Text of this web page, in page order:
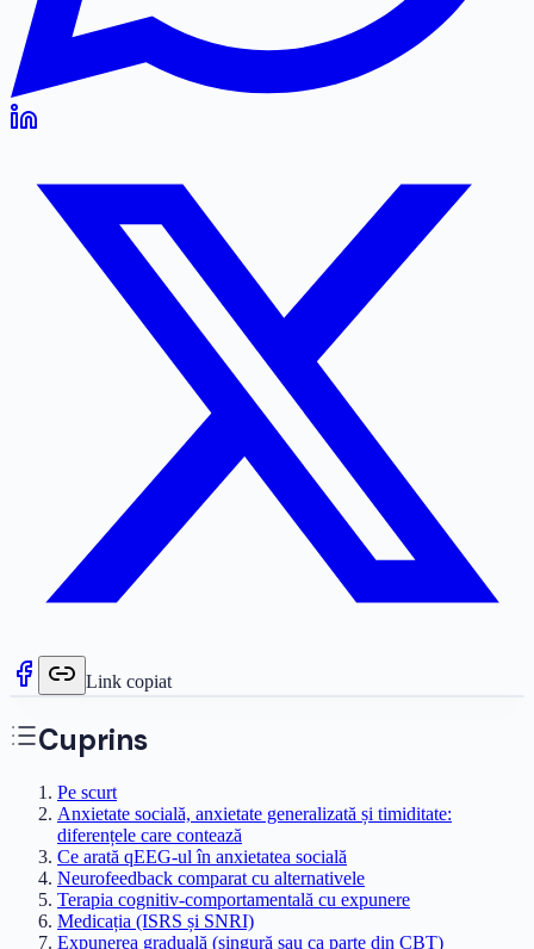
Link copiat
Cuprins
Pe scurt
Anxietate socială, anxietate generalizată și timiditate:
diferențele care contează
Ce arată qEEG-ul în anxietatea socială
Neurofeedback comparat cu alternativele
Terapia cognitiv-comportamentală cu expunere
Medicația (ISRS și SNRI)
Expunerea graduală (singură sau ca parte din CBT)